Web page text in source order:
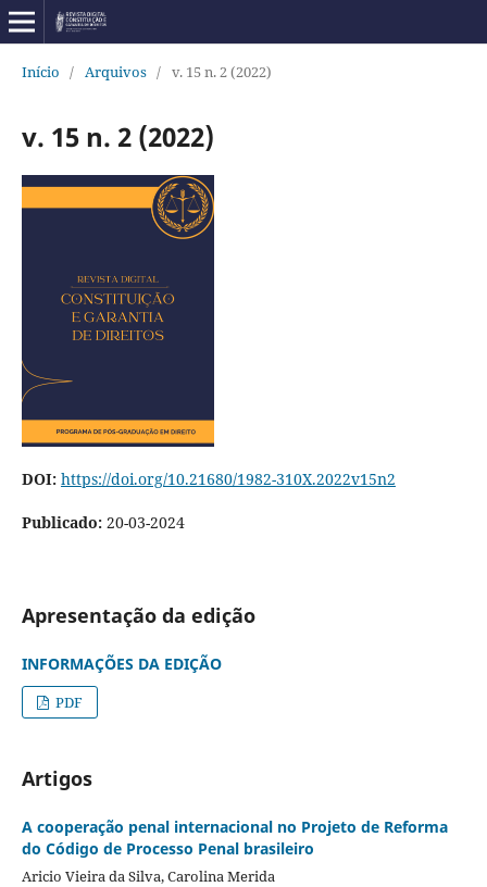
Início / Arquivos / v. 15 n. 2 (2022)
v. 15 n. 2 (2022)
DOI: https://doi.org/10.21680/1982-310X.2022v15n2
Publicado: 20-03-2024
Apresentação da edição
INFORMAÇÕES DA EDIÇÃO
PDF
Artigos
A cooperação penal internacional no Projeto de Reforma
do Código de Processo Penal brasileiro
Aricio Vieira da Silva, Carolina Merida